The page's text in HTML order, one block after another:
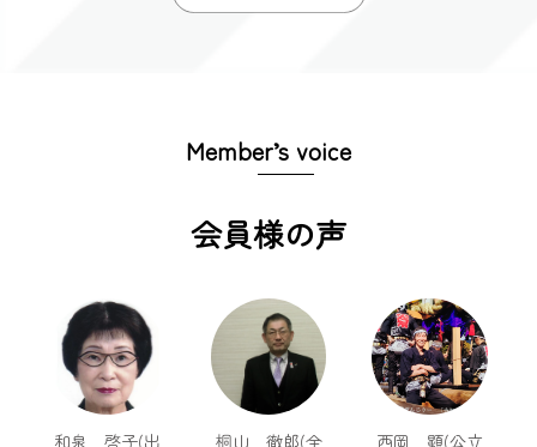
Member’s voice
会員様の声
和泉 啓子(出 桐山 徹郎(全 西岡 顕(公立